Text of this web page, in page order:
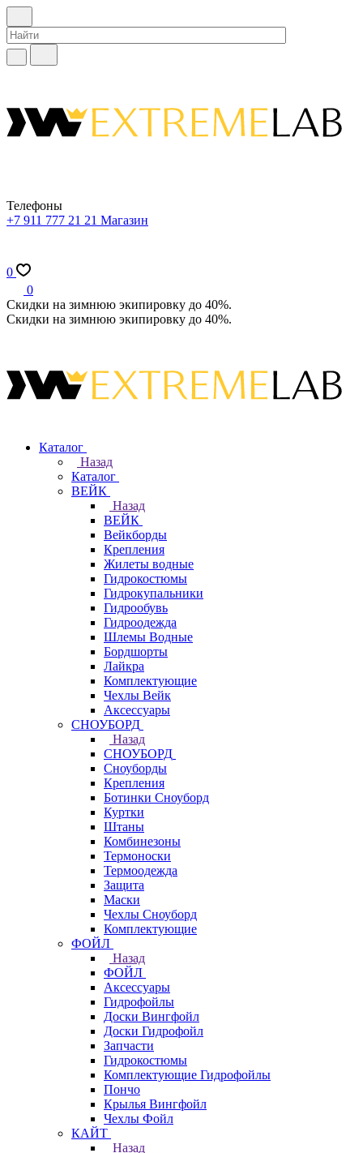
Телефоны
+7 911 777 21 21 Магазин
0
0
Скидки на зимнюю экипировку до 40%.
Скидки на зимнюю экипировку до 40%.
Каталог
Назад
Каталог
ВЕЙК
Назад
ВЕЙК
Вейкборды
Крепления
Жилеты водные
Гидрокостюмы
Гидрокупальники
Гидрообувь
Гидроодежда
Шлемы Водные
Бордшорты
Лайкра
Комплектующие
Чехлы Вейк
Аксессуары
СНОУБОРД
Назад
СНОУБОРД
Сноуборды
Крепления
Ботинки Сноуборд
Куртки
Штаны
Комбинезоны
Термоноски
Термоодежда
Защита
Маски
Чехлы Сноуборд
Комплектующие
ФОЙЛ
Назад
ФОЙЛ
Аксессуары
Гидрофойлы
Доски Вингфойл
Доски Гидрофойл
Запчасти
Гидрокостюмы
Комплектующие Гидрофойлы
Пончо
Крылья Вингфойл
Чехлы Фойл
КАЙТ
Назад